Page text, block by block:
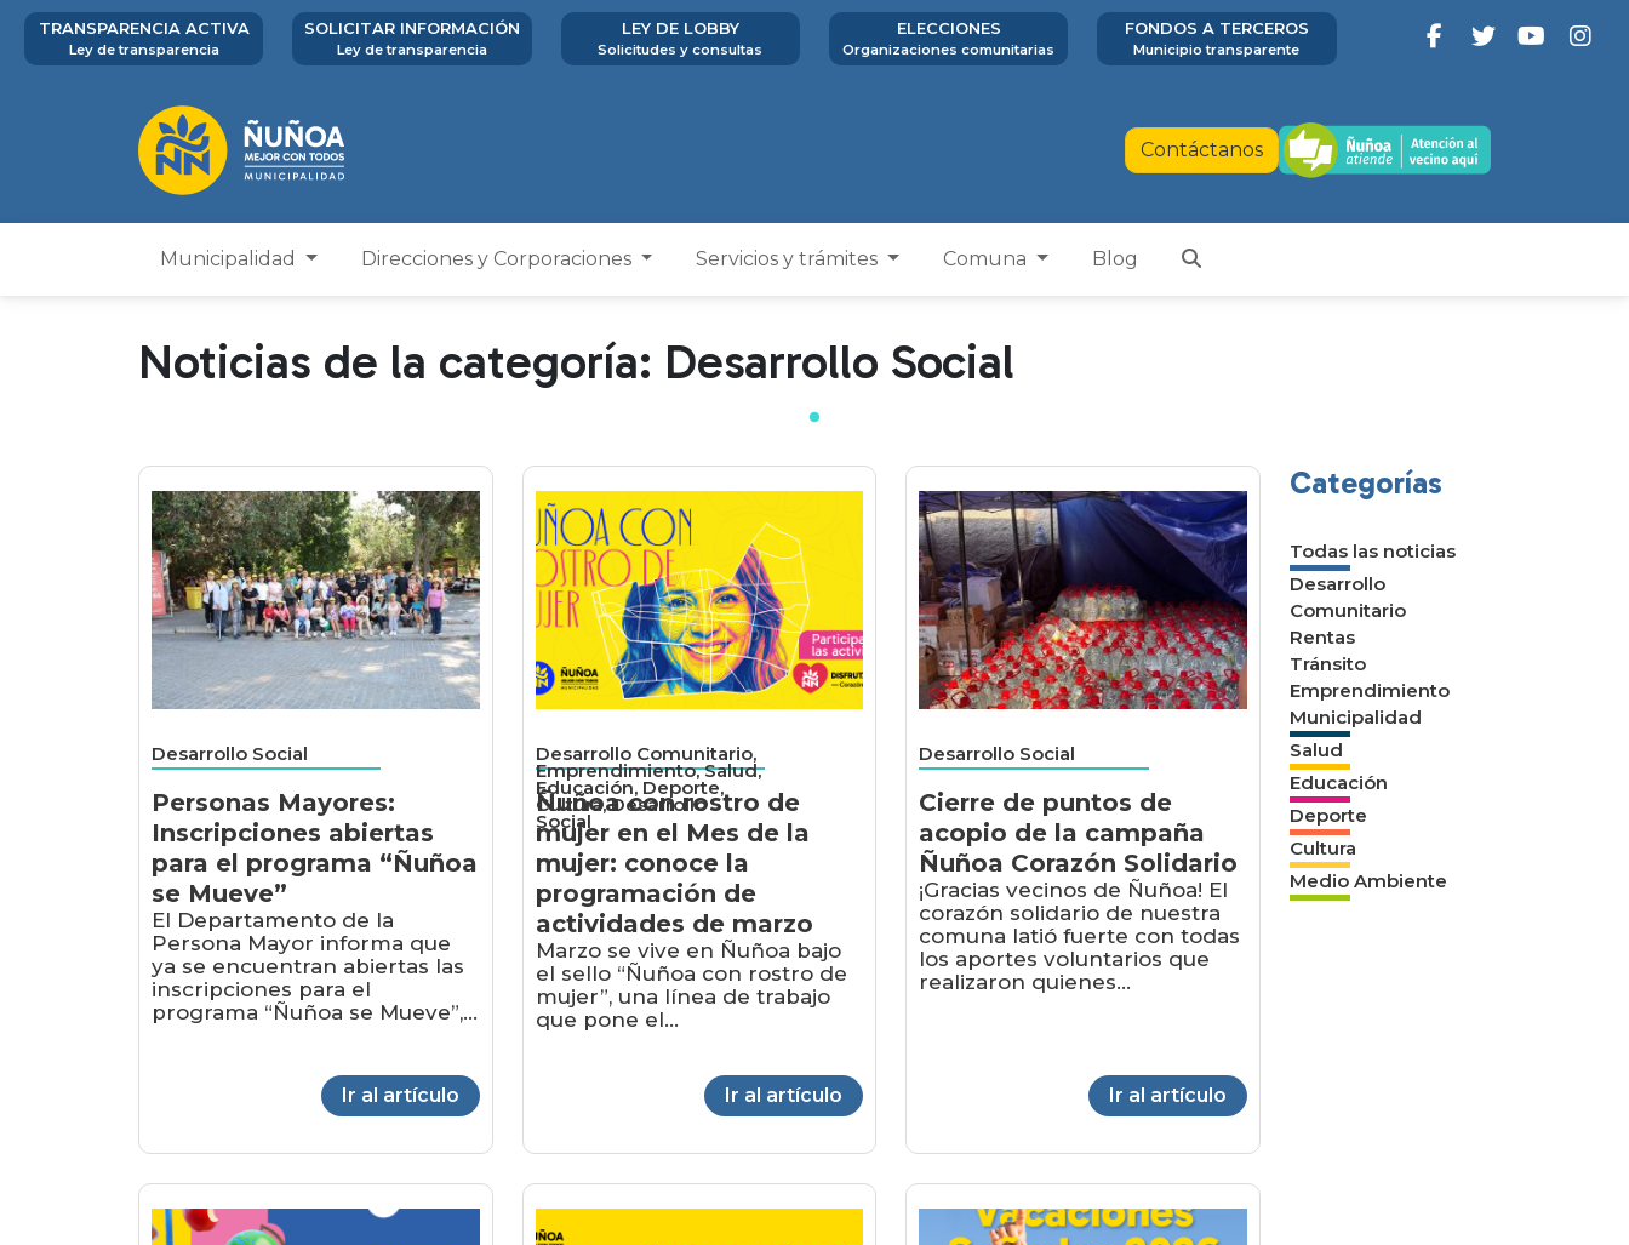
TRANSPARENCIA ACTIVA
Ley de transparencia
SOLICITAR INFORMACIÓN
Ley de transparencia
LEY DE LOBBY
Solicitudes y consultas
ELECCIONES
Organizaciones comunitarias
FONDOS A TERCEROS
Municipio transparente
Contáctanos
Municipalidad Direcciones y Corporaciones Servicios y trámites Comuna Blog
Noticias de la categoría: Desarrollo Social
Desarrollo Social
Personas Mayores:
Inscripciones abiertas
para el programa “Ñuñoa
se Mueve”
El Departamento de la
Persona Mayor informa que
ya se encuentran abiertas las
inscripciones para el
programa “Ñuñoa se Mueve”,...
Ir al artículo
Desarrollo Comunitario,
Emprendimiento, Salud,
Educación, Deporte,
Cultura, Desarrollo
Social
Ñuñoa con rostro de
mujer en el Mes de la
mujer: conoce la
programación de
actividades de marzo
Marzo se vive en Ñuñoa bajo
el sello “Ñuñoa con rostro de
mujer”, una línea de trabajo
que pone el...
Ir al artículo
Desarrollo Social
Cierre de puntos de
acopio de la campaña
Ñuñoa Corazón Solidario
¡Gracias vecinos de Ñuñoa! El
corazón solidario de nuestra
comuna latió fuerte con todas
los aportes voluntarios que
realizaron quienes...
Ir al artículo
Categorías
Todas las noticias
Desarrollo
Comunitario
Rentas
Tránsito
Emprendimiento
Municipalidad
Salud
Educación
Deporte
Cultura
Medio Ambiente